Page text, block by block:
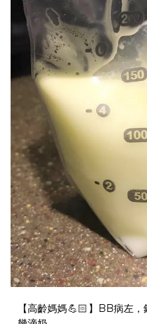
【高齡媽媽💪🏻 】BB病左，